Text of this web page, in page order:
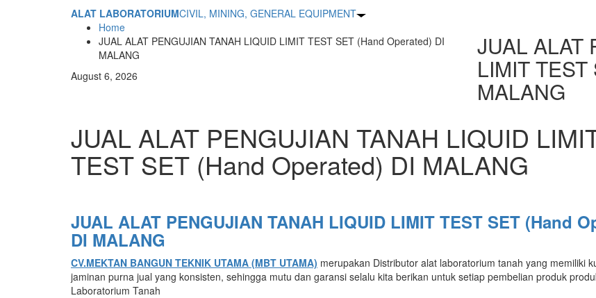
ALAT LABORATORIUMCIVIL, MINING, GENERAL EQUIPMENT
Home
JUAL ALAT PENGUJIAN TANAH LIQUID LIMIT TEST SET (Hand Operated) DI
MALANG
August 6, 2026
JUAL ALAT
LIMIT
MALANG
JUAL ALAT PENGUJIAN TANAH LIQUID
TEST SET (Hand Operated) DI MALANG
JUAL ALAT PENGUJIAN TANAH LIQUID LIMIT TEST SET (Hand
DI MALANG
CV.MEKTAN BANGUN TEKNIK UTAMA (MBT UTAMA) merupakan Distributor alat laboratorium tanah yang memiliki
jaminan purna jual yang konsisten, sehingga mutu dan garansi selalu kita berikan untuk setiap pembelian produk
Laboratorium Tanah